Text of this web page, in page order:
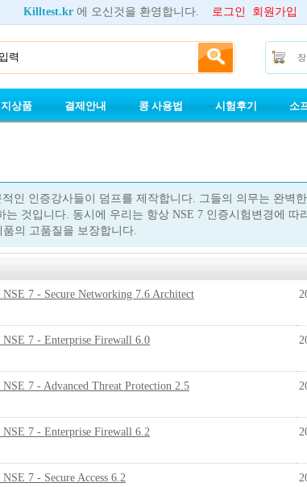
Killtest.kr 에 오신것을 환영합니다. 로그인 회원가입
상품 결제안내 콩 사용법 시험후기 소
인 인증강사들이 덤프를 제작합니다. 그들의 의무는 완벽
는 것입니다. 동시에 우리는 항상 NSE 7 인증시험변경에 따
품의 고품질을 보장합니다.
NSE 7 - Secure Networking 7.6 Architect
NSE 7 - Enterprise Firewall 6.0
7 - Advanced Threat Protection 2.5
NSE 7 - Enterprise Firewall 6.2
7 - Secure Access 6.2